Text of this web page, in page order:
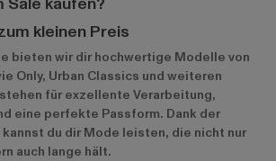
kleinen Preis
bieten wir dir hochwertige Modelle von
Only, Urban Classics und weiteren
für exzellente Verarbeitung,
eine perfekte Passform. Dank der
du dir Mode leisten, die nicht nur
auch lange hält.